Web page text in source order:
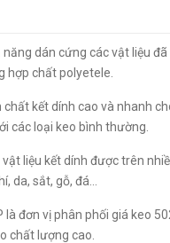
năng dán cứng các vật liệu
hợp chất polyetele.
chất kết dính cao và nhanh
các loại keo bình thường.
liệu kết dính được trên
da, sắt, gỗ, đá...
là đơn vị phân phối giá keo
chất lượng cao.